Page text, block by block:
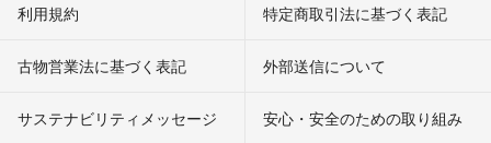
利用規約 特定商取引法に基づく表記
古物営業法に基づく表記 外部送信について
サステナビリティメッセージ 安心・安全のための取り組み